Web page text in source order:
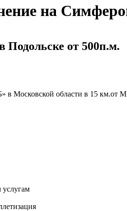
на
Подольске от 500п.м.
в Московской области в 15 км.от
услугам